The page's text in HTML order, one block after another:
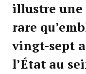
illustre une
rare
vingt-sept
l’État au